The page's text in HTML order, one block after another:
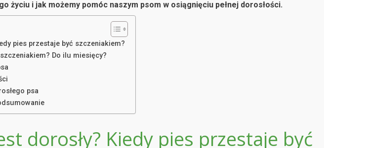
życiu i jak możemy pomóc naszym psom w osiągnięciu pełnej dorosłości.
pies przestaje być szczeniakiem?
Do ilu miesięcy?
psa
dorosły? Kiedy pies przestaje być